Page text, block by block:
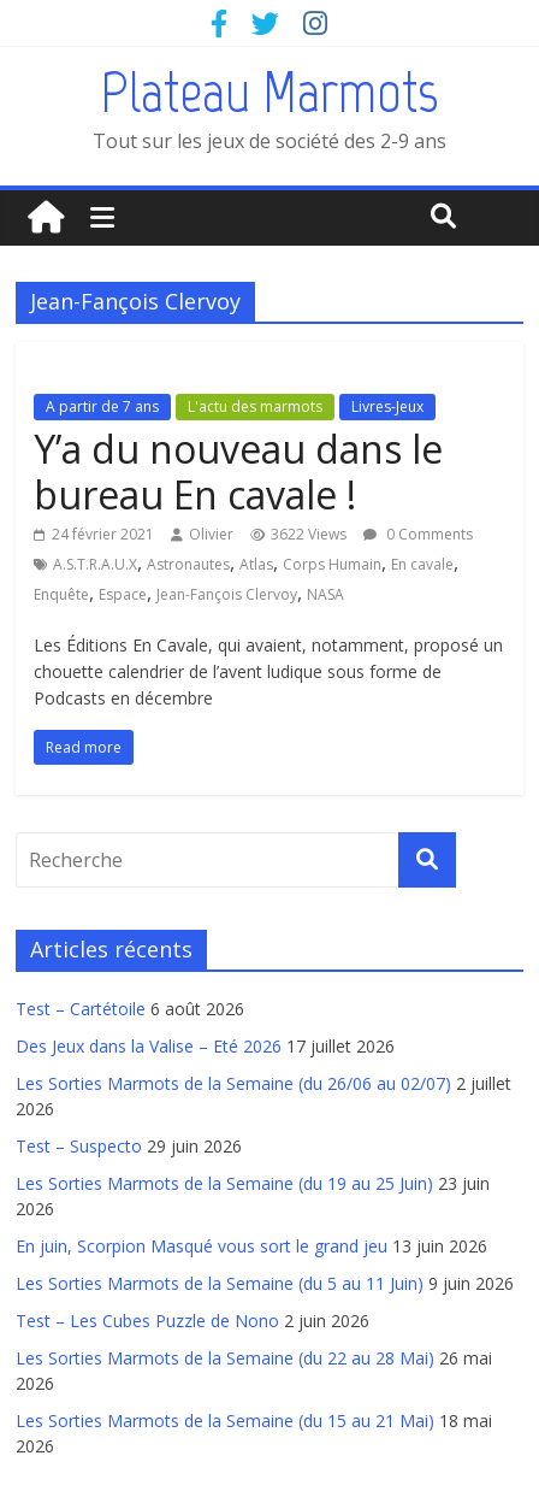
Plateau Marmots
Tout sur les jeux de société des 2-9 ans
Jean-Fançois Clervoy
A partir de 7 ans L'actu des marmots Livres-Jeux
Y’a du nouveau dans le
bureau En cavale !
24 février 2021 Olivier 3622 Views
0 Comments
A.S.T.R.A.U.X,Astronautes,Atlas, Corps Humain, En cavale,
Enquête, Espace, Jean-Fançois Clervoy, NASA
Les Éditions En Cavale, qui avaient, notamment, proposé un
chouette calendrier de l’avent ludique sous forme de
Podcasts en décembre
Read more
Articles récents
Test – Cartétoile 6 août 2026
Des Jeux dans la Valise – Eté 2026 17 juillet 2026
Les Sorties Marmots de la Semaine (du 26/06 au 02/07) 2 juillet
2026
Test – Suspecto 29 juin 2026
Les Sorties Marmots de la Semaine (du 19 au 25 Juin) 23 juin
2026
En juin, Scorpion Masqué vous sort le grand jeu 13 juin 2026
Les Sorties Marmots de la Semaine (du 5 au 11 Juin) 9 juin 2026
Test – Les Cubes Puzzle de Nono 2 juin 2026
Les Sorties Marmots de la Semaine (du 22 au 28 Mai) 26 mai
2026
Les Sorties Marmots de la Semaine (du 15 au 21 Mai) 18 mai
2026